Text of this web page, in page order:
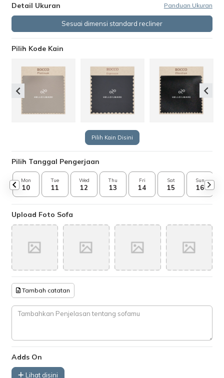
Detail Ukuran Panduan Ukuran
Sesuai dimensi standard recliner
Pilih Kode Kain
Pilih Kain Disini
Pilih Tanggal Pengerjaan
Mon
10
Tue
11
Wed
12
Thu
13
Fri
14
Sat
15
Sun
16
Upload Foto Sofa
Tambah catatan
Adds On
Lihat disini